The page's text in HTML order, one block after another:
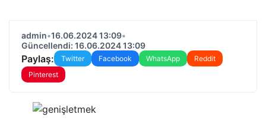
admin•16.06.2024 13:09•
Güncellendi: 16.06.2024 13:09
Paylaş: Twitter Facebook WhatsApp
Reddit
Pinterest